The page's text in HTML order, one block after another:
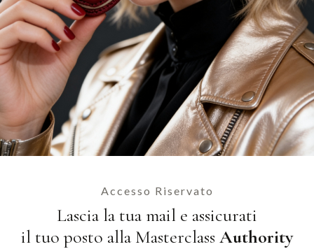
Accesso Riservato
Lascia la tua mail e assicurati
il tuo posto alla Masterclass Authority